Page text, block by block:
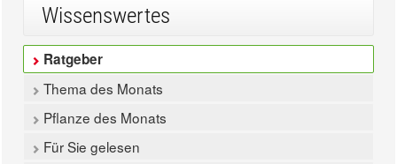
Wissenswertes
Ratgeber
Thema des Monats
Pflanze des Monats
Für Sie gelesen